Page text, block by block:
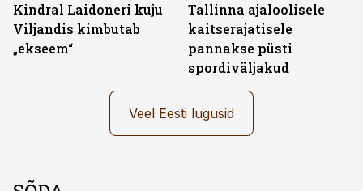
Kindral Laidoneri kuju
Viljandis kimbutab
„ekseem“
Tallinna ajaloolisele
kaitserajatisele
pannakse püsti
spordiväljakud
Veel Eesti lugusid